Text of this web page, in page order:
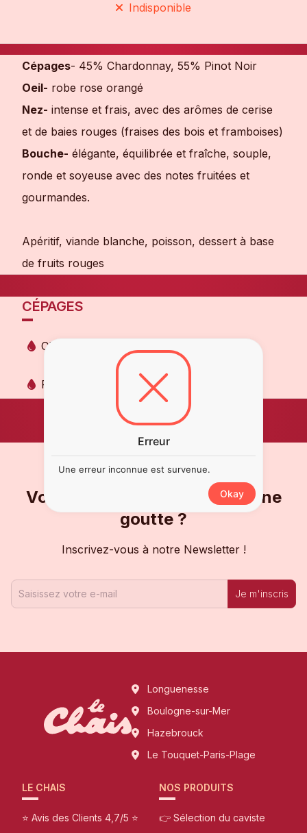
Indisponible
Cépages- 45% Chardonnay, 55% Pinot Noir
Oeil- robe rose orangé
Nez- intense et frais, avec des arômes de cerise
et de baies rouges (fraises des bois et framboises)
Bouche- élégante, équilibrée et fraîche, souple,
ronde et soyeuse avec des notes fruitées et
gourmandes.
Apéritif, viande blanche, poisson, dessert à base
de fruits rouges
CÉPAGES
Chardonnay
Pinot Noir
Vous ne voulez pas en rater une
goutte ?
Inscrivez-vous à notre Newsletter !
Je m'inscris
Longuenesse
Boulogne-sur-Mer
Hazebrouck
Le Touquet-Paris-Plage
LE CHAIS
⭐ Avis des Clients 4,7/5 ⭐
NOS PRODUITS
👉 Sélection du caviste
Erreur
Une erreur inconnue est survenue.
Okay